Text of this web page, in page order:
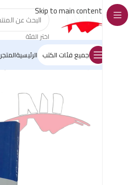
Skip to main content
اختر الفئة
جميع فئات الكتب الرئيسيةالمتجر
الرئيسية/أشياء مختلفة